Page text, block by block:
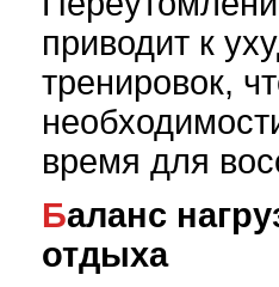
приводит к
тренировок,
время для
Баланс нагрузок и важность
отдыха